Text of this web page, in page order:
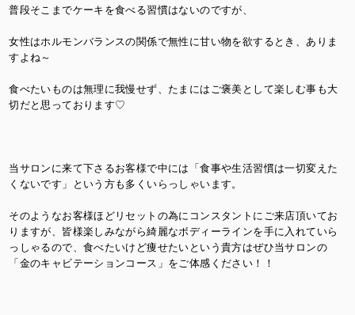
普段そこまでケーキを食べる習慣はないのですが、
女性はホルモンバランスの関係で無性に甘い物を欲するとき、ありま
すよね～
食べたいものは無理に我慢せず、たまにはご褒美として楽しむ事も大
切だと思っております♡
当サロンに来て下さるお客様で中には「食事や生活習慣は一切変えた
くないです」という方も多くいらっしゃいます。
そのようなお客様ほどリセットの為にコンスタントにご来店頂いてお
りますが、皆様楽しみながら綺麗なボディーラインを手に入れていら
っしゃるので、食べたいけど痩せたいという貴方はぜひ当サロンの
「金のキャビテーションコース」をご体感ください！！